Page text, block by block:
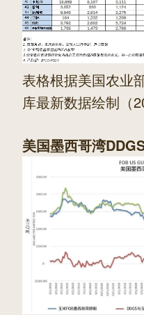
表格根据美国农业
库最新数据绘制（
美国墨西哥湾